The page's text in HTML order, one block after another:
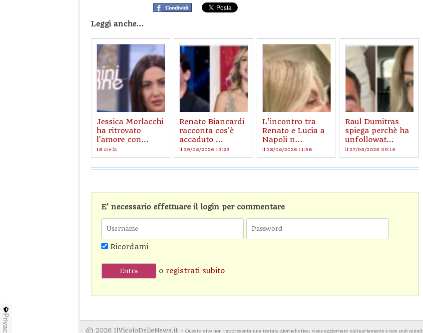
Leggi anche...
Jessica Morlacchi
ha ritrovato
l'amore con...
18 ore fa
Renato Biancardi
racconta cos'è
accaduto ...
il 29/05/2026 13:23
L’incontro tra
Renato e Lucia a
Napoli n...
il 28/05/2026 11:56
Raul Dumitras
spiega perchè ha
unfollowat...
il 27/05/2026 09:16
E' necessario effettuare il login per commentare
Ricordami
o registrati subito
© 2026 IlVicoloDelleNews.it - Questo sito non rappresenta una testata giornalistica; viene aggiornato saltuariamente e non può
Privacy